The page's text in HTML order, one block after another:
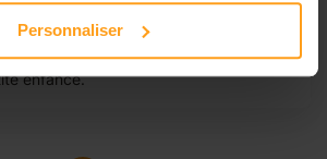
Personnaliser
le domaine du baby-sitting qui
formation et me permettrai si
plus d’expérience dans le
enfance.